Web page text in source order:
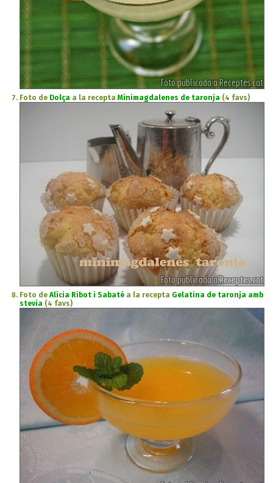
Foto de Dolça a la recepta Minimagdalenes de taronja (4 favs)
Foto de Alícia Ribot i Sabaté a la recepta Gelatina de taronja amb
stevia (4 favs)